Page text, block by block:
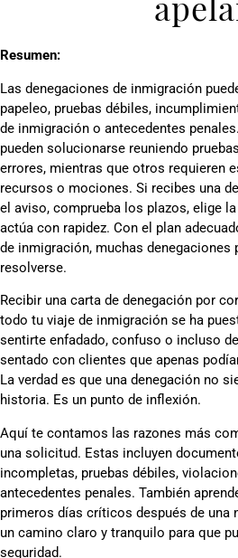
Resumen:
Las denegaciones de inmigración
papeleo, pruebas débiles,
de inmigración o antecedentes
pueden solucionarse reuniendo
errores, mientras que otros requieren
recursos o mociones. Si recibes una
el aviso, comprueba los plazos, elige
actúa con rapidez. Con el plan
de inmigración, muchas denegaciones
resolverse.
Recibir una carta de denegación por
todo tu viaje de inmigración se ha
sentirte enfadado, confuso o incluso
sentado con clientes que apenas
La verdad es que una denegación no
historia. Es un punto de inflexión.
Aquí te contamos las razones más
una solicitud. Estas incluyen
incompletas, pruebas débiles,
antecedentes penales. También
primeros días críticos después de una
un camino claro y tranquilo para que
seguridad.